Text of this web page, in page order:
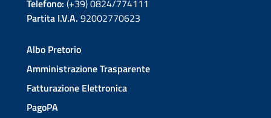
Telefono: (+39) 0824/774111
Partita I.V.A. 92002770623
Albo Pretorio
Amministrazione Trasparente
Fatturazione Elettronica
PagoPA